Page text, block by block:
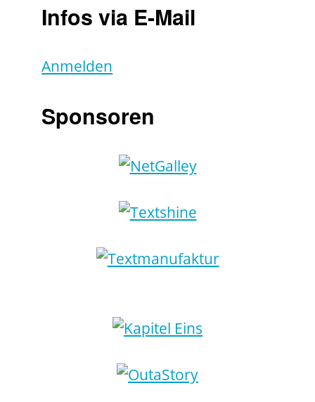
Infos via E-Mail
Anmelden
Sponsoren